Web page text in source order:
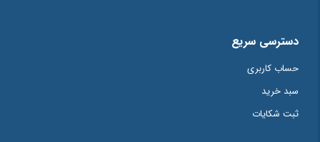
دسترسی سریع
حساب کاربری
سبد خرید
ثبت شکایات